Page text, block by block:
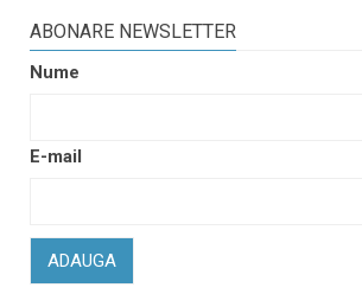
ABONARE NEWSLETTER
Nume
E-mail
ADAUGA